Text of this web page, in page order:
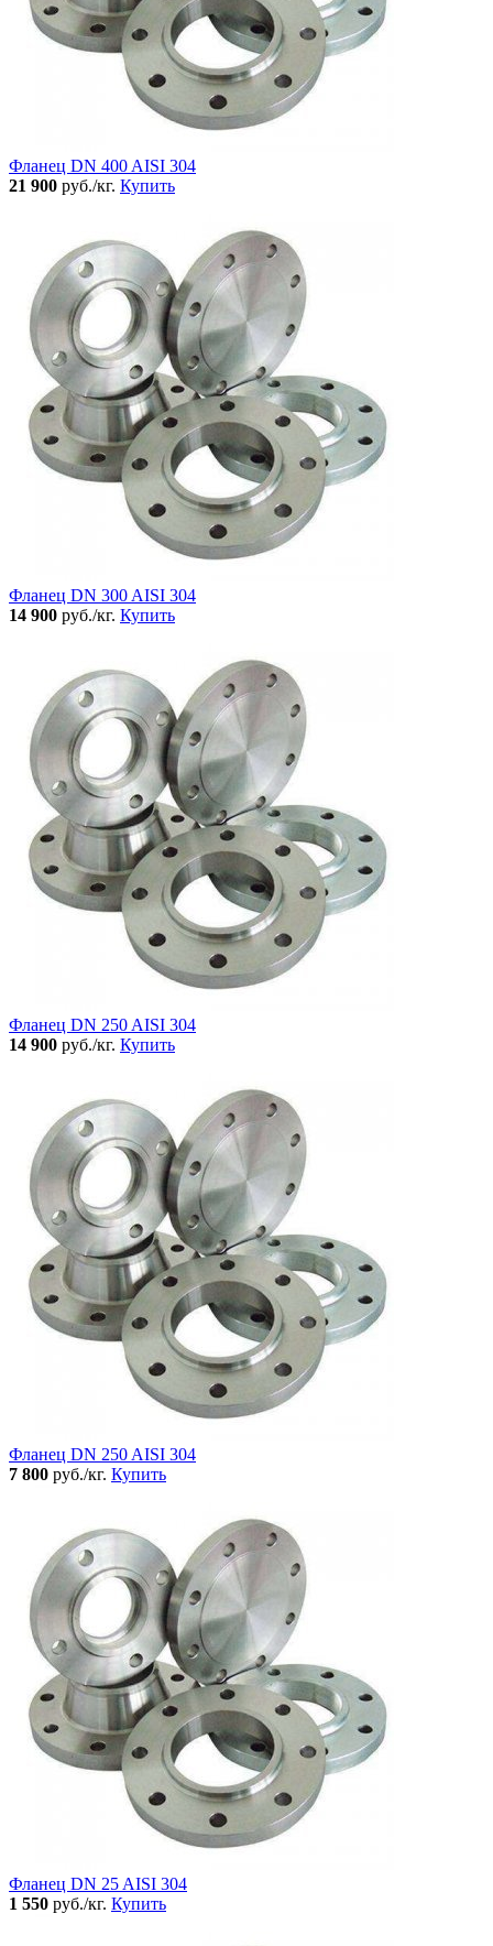
Фланец DN 400 AISI 304
21 900 руб./кг. Купить
Фланец DN 300 AISI 304
14 900 руб./кг. Купить
Фланец DN 250 AISI 304
14 900 руб./кг. Купить
Фланец DN 250 AISI 304
7 800 руб./кг. Купить
Фланец DN 25 AISI 304
1 550 руб./кг. Купить